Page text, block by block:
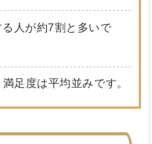
人が約7割と多いで
足度は平均並みです。